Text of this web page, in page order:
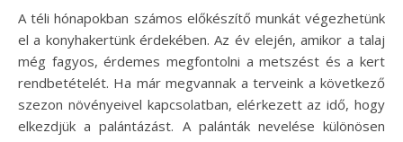
A téli hónapokban számos előkészítő munkát végezhetünk
el a konyhakertünk érdekében. Az év elején, amikor a talaj
még fagyos, érdemes megfontolni a metszést és a kert
rendbetételét. Ha már megvannak a terveink a következő
szezon növényeivel kapcsolatban, elérkezett az idő, hogy
elkezdjük a palántázást. A palánták nevelése különösen